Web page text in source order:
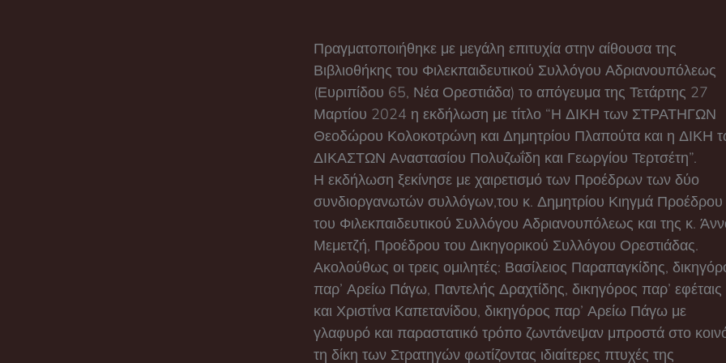
Πραγματοποιήθηκε με μεγάλη επιτυχία στην αίθουσα της
Βιβλιοθήκης του Φιλεκπαιδευτικού Συλλόγου Αδριανουπόλεως
(Ευριπίδου 65, Νέα Ορεστιάδα) το απόγευμα της Τετάρτης 27
Μαρτίου 2024 η εκδήλωση με τίτλο “Η ΔΙΚΗ των ΣΤΡΑΤΗΓΩΝ
Θεοδώρου Κολοκοτρώνη και Δημητρίου Πλαπούτα και η ΔΙΚΗ
ΔΙΚΑΣΤΩΝ Αναστασίου Πολυζωΐδη και Γεωργίου Τερτσέτη”.
Η εκδήλωση ξεκίνησε με χαιρετισμό των Προέδρων των δύο
συνδιοργανωτών συλλόγων,του κ. Δημητρίου Κιηγμά Προέδρου
του Φιλεκπαιδευτικού Συλλόγου Αδριανουπόλεως και της κ.
Μεμετζή, Προέδρου του Δικηγορικού Συλλόγου Ορεστιάδας.
Ακολούθως οι τρεις ομιλητές: Βασίλειος Παραπαγκίδης,
παρ’ Αρείω Πάγω, Παντελής Δραχτίδης, δικηγόρος παρ’ εφέταις
και Χριστίνα Καπετανίδου, δικηγόρος παρ’ Αρείω Πάγω με
γλαφυρό και παραστατικό τρόπο ζωντάνεψαν μπροστά στο
τη δίκη των Στρατηγών φωτίζοντας ιδιαίτερες πτυχές της